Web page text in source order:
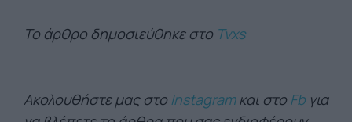
Το άρθρο δημοσιεύθηκε στο Tvxs
Ακολουθήστε μας στο Instagramκαι στο Fb για